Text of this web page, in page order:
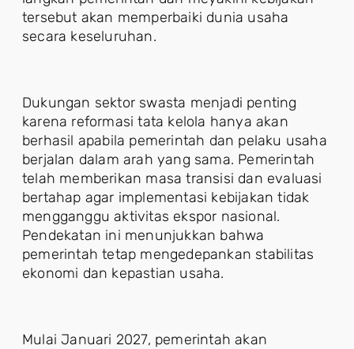
tersebut akan memperbaiki dunia usaha
secara keseluruhan.
Dukungan sektor swasta menjadi penting
karena reformasi tata kelola hanya akan
berhasil apabila pemerintah dan pelaku usaha
berjalan dalam arah yang sama. Pemerintah
telah memberikan masa transisi dan evaluasi
bertahap agar implementasi kebijakan tidak
mengganggu aktivitas ekspor nasional.
Pendekatan ini menunjukkan bahwa
pemerintah tetap mengedepankan stabilitas
ekonomi dan kepastian usaha.
Mulai Januari 2027, pemerintah akan